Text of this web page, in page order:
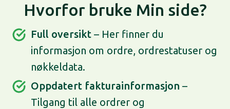
Hvorfor bruke Min side?
Full oversikt – Her finner du
informasjon om ordre, ordrestatuser og
nøkkeldata.
Oppdatert fakturainformasjon –
Tilgang til alle ordrer og